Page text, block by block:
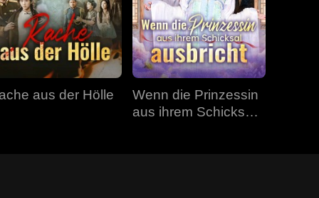
aus der Hölle
Wenn die Prinzessin
aus ihrem Schicksal